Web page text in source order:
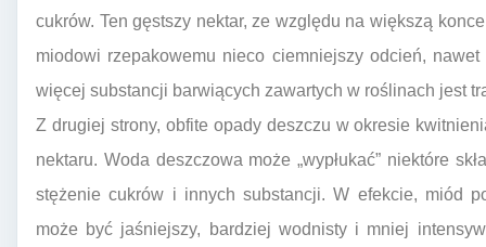
cukrów. Ten gęstszy nektar, ze względu na większą
miodowi rzepakowemu nieco ciemniejszy odcień,
więcej substancji barwiących zawartych w roślinach jest
Z drugiej strony, obfite opady deszczu w okresie
nektaru. Woda deszczowa może „wypłukać” niektóre
stężenie cukrów i innych substancji. W efekcie, miód
może być jaśniejszy, bardziej wodnisty i mniej